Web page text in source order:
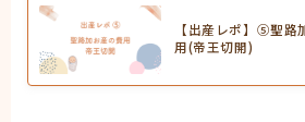
【出産レポ】⑤聖路
用(帝王切開)